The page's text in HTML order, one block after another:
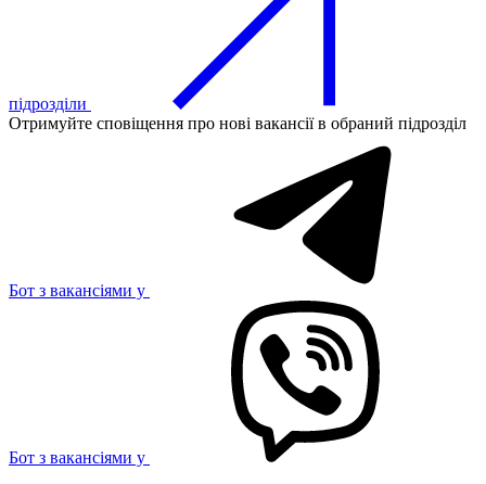
підрозділи
Отримуйте сповіщення про нові вакансії в обраний підрозділ
Бот з вакансіями у
Бот з вакансіями у